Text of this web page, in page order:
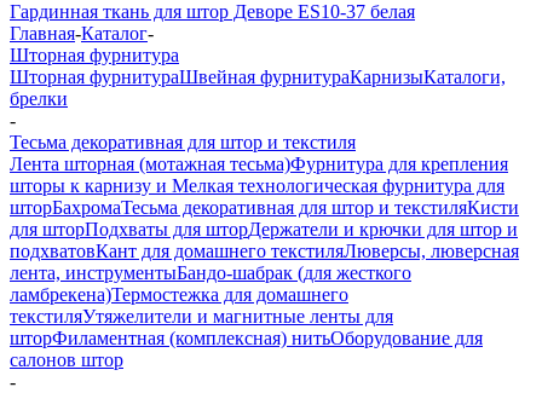
Гардинная ткань для штор Деворе ES10-37 белая
Главная-Каталог-
Шторная фурнитура
Шторная фурнитураШвейная фурнитураКарнизыКаталоги,
брелки
-
Тесьма декоративная для штор и текстиля
Лента шторная (мотажная тесьма)Фурнитура для крепления
шторы к карнизу и Мелкая технологическая фурнитура для
шторБахромаТесьма декоративная для штор и текстиляКисти
для шторПодхваты для шторДержатели и крючки для штор и
подхватовКант для домашнего текстиляЛюверсы, люверсная
лента, инструментыБандо-шабрак (для жесткого
ламбрекена)Термостежка для домашнего
текстиляУтяжелители и магнитные ленты для
шторФиламентная (комплексная) нитьОборудование для
салонов штор
-